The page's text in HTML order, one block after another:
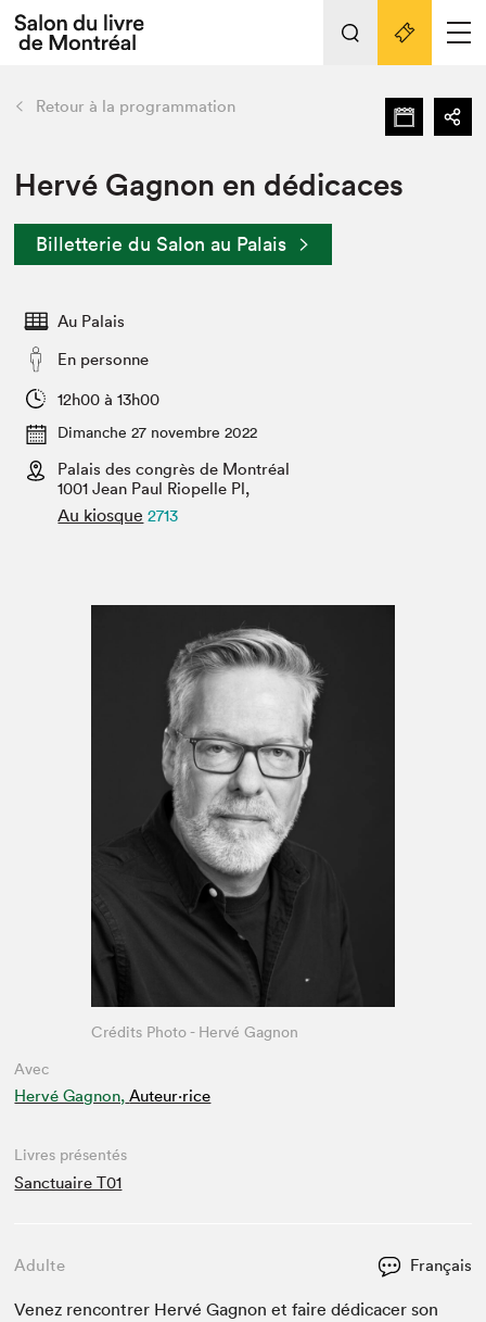
Espace exposant⋅e⋅s
Espace enseignant·e·s
Espace médias
L'événement
Préparer sa visite au Salon
Actualités
SLM PRO
retour Nos activités
Préparer sa visite
Salon dans la ville et en ligne
Projets partenaires
Liens pratiques
Retour à la programmation
Hervé Gagnon en dédicaces
Billetterie du Salon au Palais
Au Palais
En personne
12h00 à 13h00
Dimanche 27 novembre 2022
Palais des congrès de Montréal
1001 Jean Paul Riopelle Pl,
Au kiosque 2713
Avec
Hervé Gagnon, Auteur·rice
Crédits Photo - Hervé Gagnon
Livres présentés
Sanctuaire T01
Adulte Français
Venez ren­con­tr­er Hervé Gagnon et faire dédi­cac­er son